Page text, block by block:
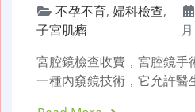
不孕不育, 婦科檢查,
子宮肌瘤
宮腔鏡檢查收費，宮腔鏡手
一種內窺鏡技術，它允許